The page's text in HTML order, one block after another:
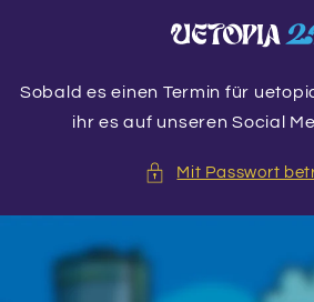
Sobald es einen Termin für
ihr es auf unseren Social
Mit Passwort